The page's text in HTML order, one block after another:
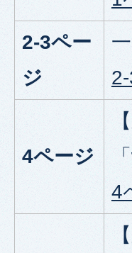
2-3ペー
ジ
4ページ
4